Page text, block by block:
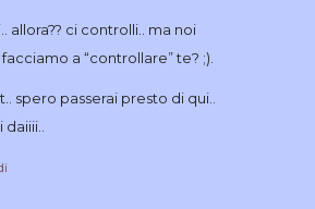
allora?? ci controlli.. ma noi
a “controllare” te? ;).
spero passerai presto di qui..